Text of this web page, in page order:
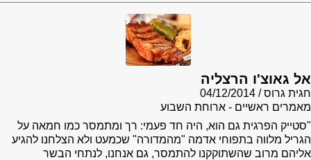
אל גאוצ'ו הרצליה
חגית גרוס
04/12/2014
מאמרים ראשיים - ארוחת השבוע
"סטייק הפרגית גם הוא, היה חד פעמי: רך ומתמסר כמו חמאה על
הגריל מלווה בתפוחי אדמה "מהמדורה" שכמעט ולא הצלחנו להגיע
אליהם מרוב שהשתוקקנו להתמסר, גם אנחנו, לנתחי הבשר